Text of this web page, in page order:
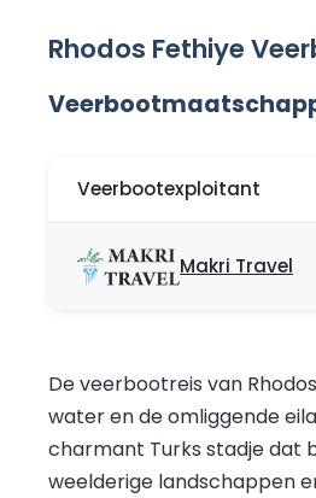
Rhodos Fethiye
Veerbootexploitant
Makri Travel
De veerbootreis van
water en de omliggende
charmant Turks stadje dat
weelderige landschappen